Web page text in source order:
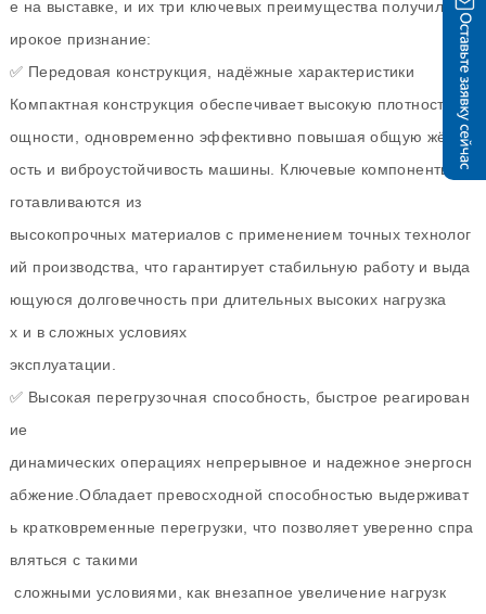
е на выставке, и их три ключевых преимущества получили ш
ирокое признание:
✅ Передовая конструкция, надёжные характеристики
Компактная конструкция обеспечивает высокую плотность м
ощности, одновременно эффективно повышая общую жёстк
ость и виброустойчивость машины. Ключевые компоненты из
готавливаются из
высокопрочных материалов с применением точных технолог
ий производства, что гарантирует стабильную работу и выда
ющуюся долговечность при длительных высоких нагрузка
х и в сложных условиях
эксплуатации.
✅ Высокая перегрузочная способность, быстрое реагирован
ие
динамических операциях непрерывное и надежное энергосн
абжение.Обладает превосходной способностью выдерживат
ь кратковременные перегрузки, что позволяет уверенно спра
вляться с такими
сложными условиями, как внезапное увеличение нагрузк